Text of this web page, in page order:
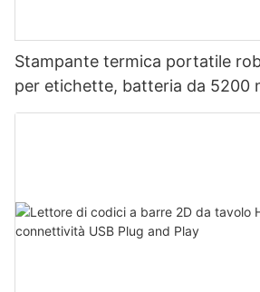
Stampante termica portatile
per etichette, batteria da 5200
doppia modalità per etichette